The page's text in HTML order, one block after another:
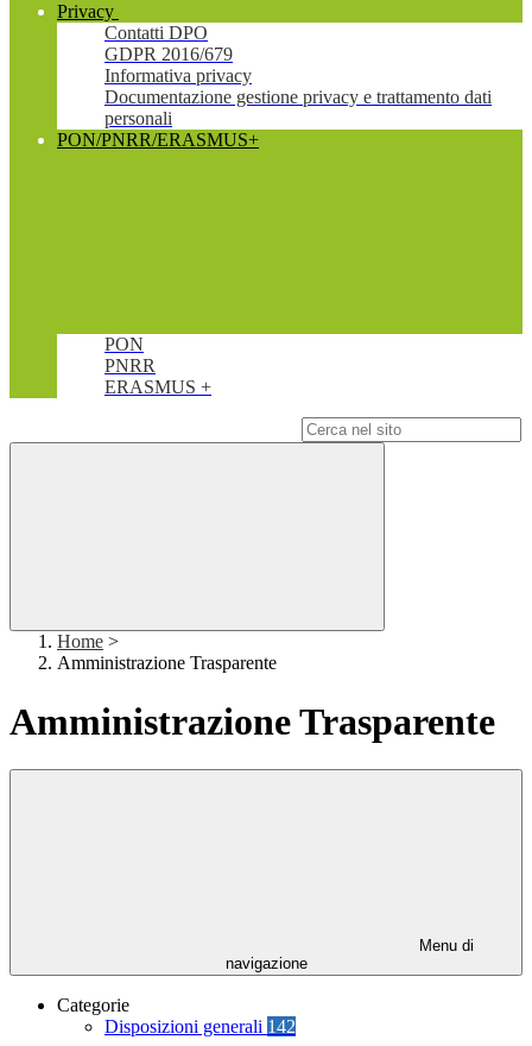
Privacy
Contatti DPO
GDPR 2016/679
Informativa privacy
Documentazione gestione privacy e trattamento dati
personali
PON/PNRR/ERASMUS+
PON
PNRR
ERASMUS +
Home >
Amministrazione Trasparente
Amministrazione Trasparente
Menu di
navigazione
Categorie
Disposizioni generali 142